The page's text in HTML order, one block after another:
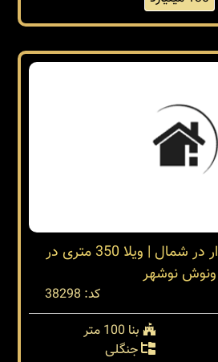
فروش ویلا سنددار در شمال | ویلا 350 متری در
ونوش نوشهر